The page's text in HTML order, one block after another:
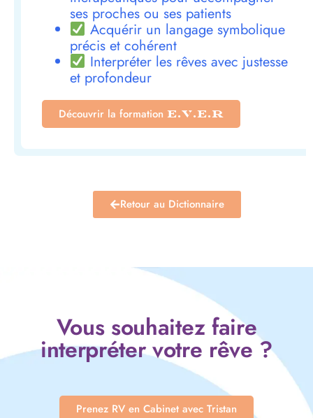
ses proches ou ses patients
Acquérir un langage symbolique
précis et cohérent
Interpréter les rêves avec justesse
et profondeur
Découvrir la formation E.V.E.R
Retour au Dictionnaire
Vous souhaitez faire
interpréter votre rêve ?
Prenez RV en Cabinet avec Tristan